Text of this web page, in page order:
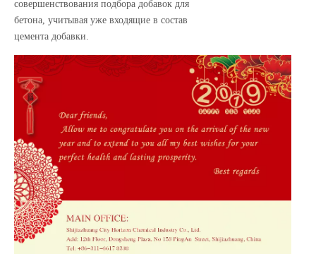
совершенствования подбора добавок для
бетона, учитывая уже входящие в состав
цемента добавки.